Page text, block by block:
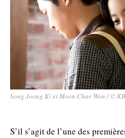
Song Joong Ki et Moon Chae Won / ©
S’il s’agit de l’une des